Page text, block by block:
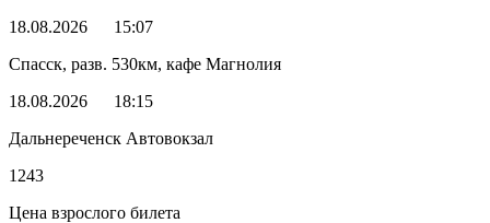
18.08.2026
15:07
Спасск, разв. 530км, кафе Магнолия
18.08.2026
18:15
Дальнереченск Автовокзал
1243
Цена взрослого билета